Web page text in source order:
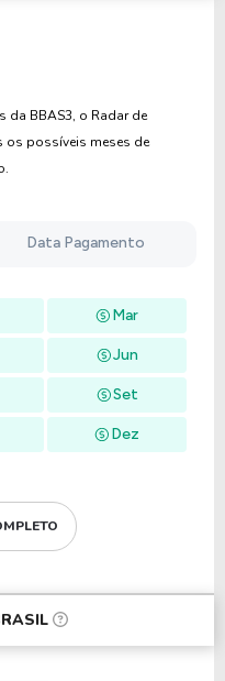
da BBAS3, o Radar de
os possíveis meses de
Data Pagamento
Mar
Jun
Set
Dez